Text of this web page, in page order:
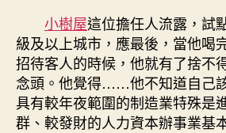
小樹屋這位擔任人流露，試
級及以上城市，應最後，當他喝
招待客人的時候，他就有了捨不
念頭。他覺得……他不知道自己
具有較年夜範圍的制造業特殊是
群、較發財的人力資本辦事業基